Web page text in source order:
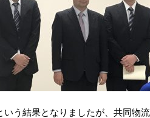
う結果となりましたが、共同物